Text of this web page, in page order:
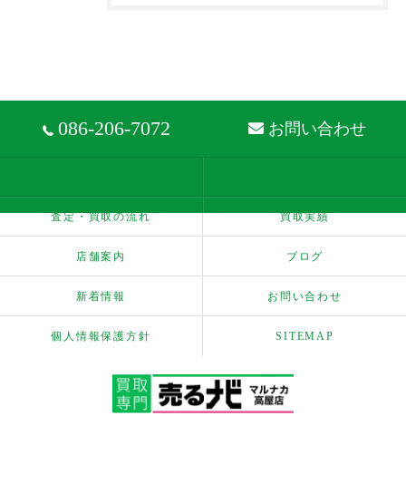
086-206-7072 お問い合わせ
査定・買取の流れ 買取実績
店舗案内 ブログ
新着情報 お問い合わせ
個人情報保護方針 SITEMAP